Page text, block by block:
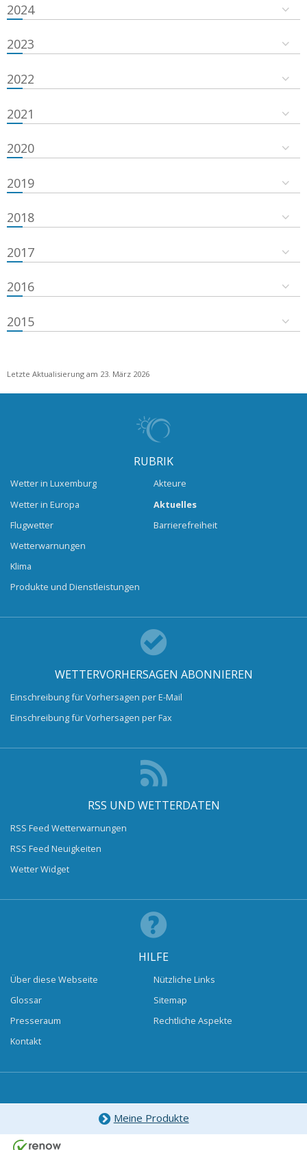
2024
2023
2022
2021
2020
2019
2018
2017
2016
2015
Letzte Aktualisierung am 23. März 2026
RUBRIK
Wetter in Luxemburg
Wetter in Europa
Flugwetter
Wetterwarnungen
Klima
Produkte und Dienstleistungen
Akteure
Aktuelles
Barrierefreiheit
WETTERVORHERSAGEN ABONNIEREN
Einschreibung für Vorhersagen per E-Mail
Einschreibung für Vorhersagen per Fax
RSS UND WETTERDATEN
RSS Feed Wetterwarnungen
RSS Feed Neuigkeiten
Wetter Widget
HILFE
Über diese Webseite
Glossar
Presseraum
Kontakt
Nützliche Links
Sitemap
Rechtliche Aspekte
Meine Produkte